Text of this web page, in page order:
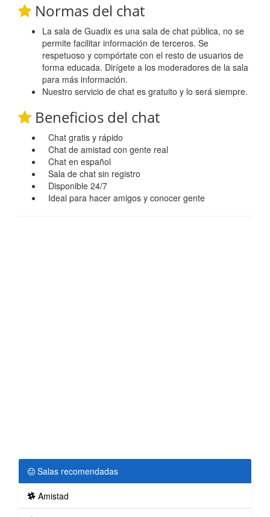
Normas del chat
La sala de Guadix es una sala de chat pública, no se
permite facilitar información de terceros. Se
respetuoso y compórtate con el resto de usuarios de
forma educada. Dirígete a los moderadores de la sala
para más información.
Nuestro servicio de chat es gratuito y lo será siempre.
Beneficios del chat
Chat gratis y rápido
Chat de amistad con gente real
Chat en español
Sala de chat sin registro
Disponible 24/7
Ideal para hacer amigos y conocer gente
Salas recomendadas
Amistad